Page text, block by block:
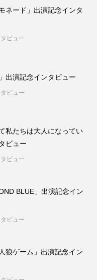
ド 就活は人狼ゲーム
ネード」出演記念インタ
ビュー
出演記念インタビュー
ビュー
私たちは大人になってい
ビュー
ビュー
BLUE」出演記念イン
ビュー
狼ゲーム」出演記念イン